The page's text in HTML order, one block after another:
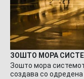
ЗОШТО МОРА
Зошто мора
создава со одредена